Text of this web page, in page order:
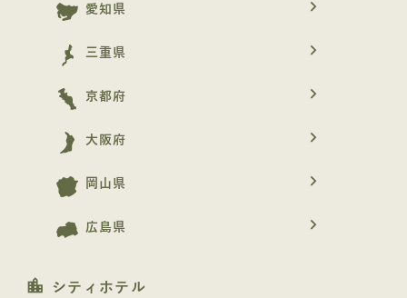
愛知県 navigate_next
三重県 navigate_next
京都府 navigate_next
大阪府 navigate_next
岡山県 navigate_next
広島県 navigate_next
location_city シティホテル